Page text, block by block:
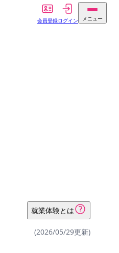
会員登録ログイン メニュー
就業体験とは
(2026/05/29更新)